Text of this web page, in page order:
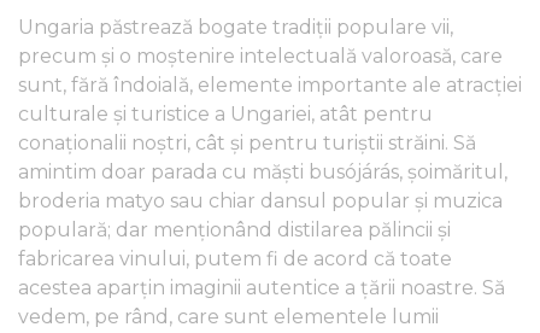
Ungaria păstrează bogate tradiții populare vii,
precum și o moștenire intelectuală valoroasă, care
sunt, fără îndoială, elemente importante ale atracției
culturale și turistice a Ungariei, atât pentru
conaționalii noștri, cât și pentru turiștii străini. Să
amintim doar parada cu măști busójárás, şoimăritul,
broderia matyo sau chiar dansul popular și muzica
populară; dar menționând distilarea pălincii și
fabricarea vinului, putem fi de acord că toate
acestea aparțin imaginii autentice a țării noastre. Să
vedem, pe rând, care sunt elementele lumii